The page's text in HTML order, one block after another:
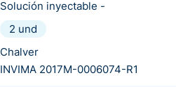
Solución inyectable -
2 und
Chalver
INVIMA 2017M-0006074-R1